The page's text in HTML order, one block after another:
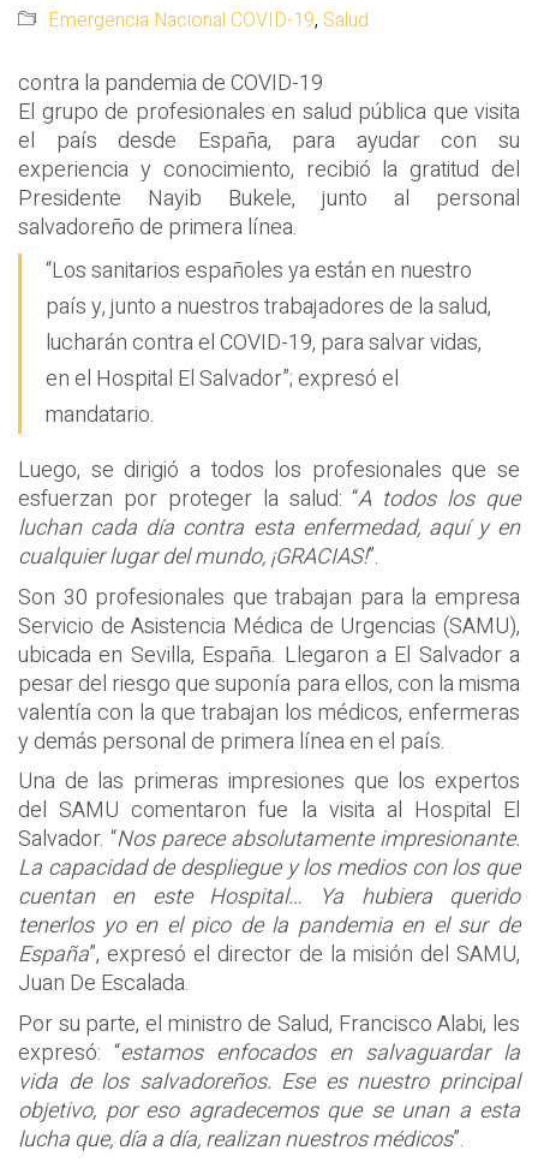
Emergencia Nacional COVID-19, Salud
contra la pandemia de COVID-19
El grupo de profesionales en salud pública que visita
el país desde España, para ayudar con su
experiencia y conocimiento, recibió la gratitud del
Presidente Nayib Bukele, junto al personal
salvadoreño de primera línea.
“Los sanitarios españoles ya están en nuestro
país y, junto a nuestros trabajadores de la salud,
lucharán contra el COVID-19, para salvar vidas,
en el Hospital El Salvador”; expresó el
mandatario.
Luego, se dirigió a todos los profesionales que se
esfuerzan por proteger la salud: “A todos los que
luchan cada día contra esta enfermedad, aquí y en
cualquier lugar del mundo, ¡GRACIAS!”.
Son 30 profesionales que trabajan para la empresa
Servicio de Asistencia Médica de Urgencias (SAMU),
ubicada en Sevilla, España. Llegaron a El Salvador a
pesar del riesgo que suponía para ellos, con la misma
valentía con la que trabajan los médicos, enfermeras
y demás personal de primera línea en el país.
Una de las primeras impresiones que los expertos
del SAMU comentaron fue la visita al Hospital El
Salvador. “Nos parece absolutamente impresionante.
La capacidad de despliegue y los medios con los que
cuentan en este Hospital… Ya hubiera querido
tenerlos yo en el pico de la pandemia en el sur de
España”, expresó el director de la misión del SAMU,
Juan De Escalada.
Por su parte, el ministro de Salud, Francisco Alabi, les
expresó: “estamos enfocados en salvaguardar la
vida de los salvadoreños. Ese es nuestro principal
objetivo, por eso agradecemos que se unan a esta
lucha que, día a día, realizan nuestros médicos”.